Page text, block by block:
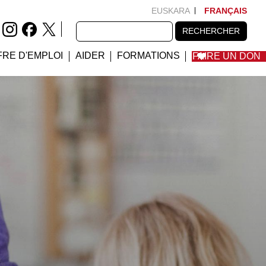
EUSKARA FRANÇAIS
RECHERCHER RECHERCHER
D'EMPLOI AIDER FORMATIONS FAIRE UN DON